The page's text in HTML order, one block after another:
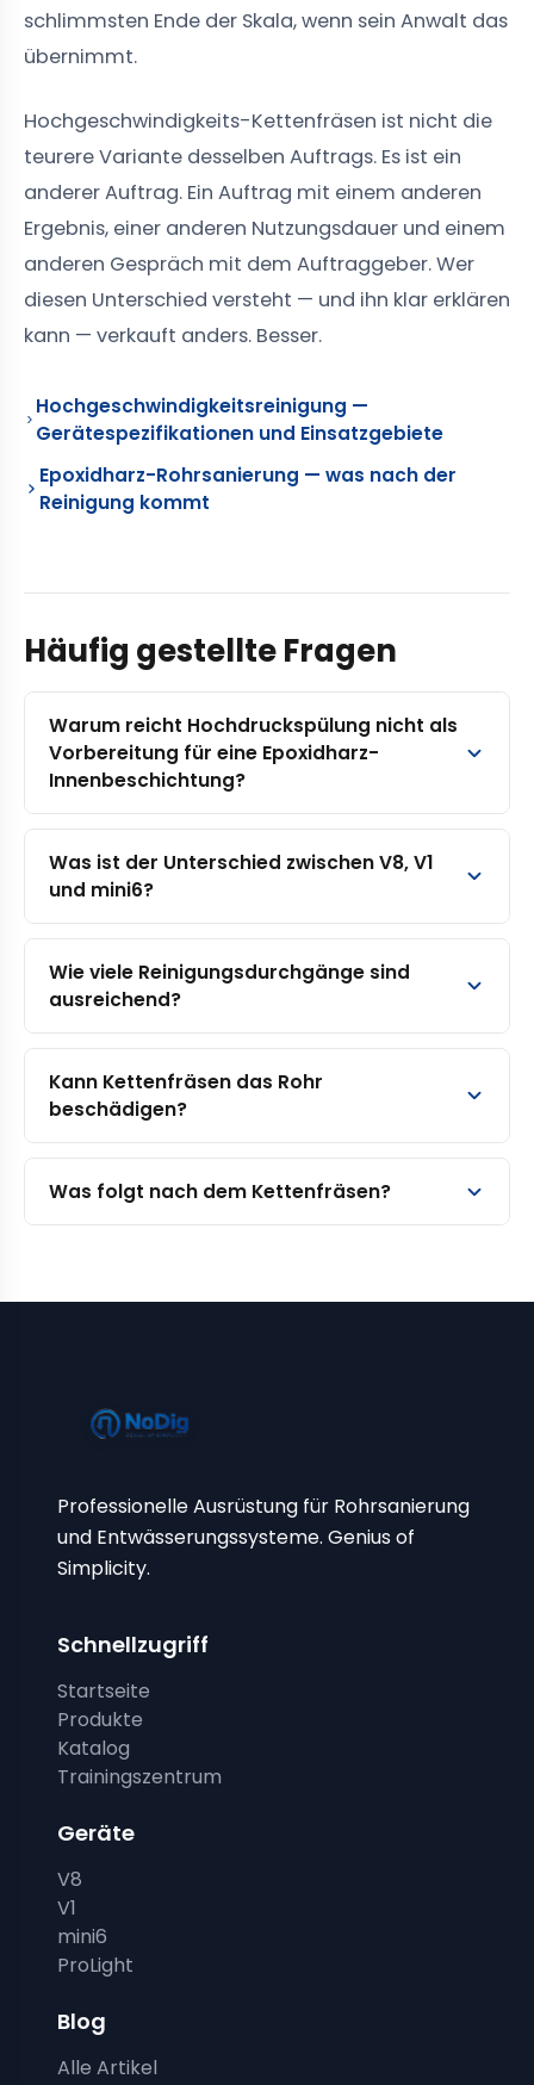
schlimmsten Ende der Skala, wenn sein Anwalt das
übernimmt.
Hochgeschwindigkeits-Kettenfräsen ist nicht die
teurere Variante desselben Auftrags. Es ist ein
anderer Auftrag. Ein Auftrag mit einem anderen
Ergebnis, einer anderen Nutzungsdauer und einem
anderen Gespräch mit dem Auftraggeber. Wer
diesen Unterschied versteht — und ihn klar erklären
kann — verkauft anders. Besser.
Hochgeschwindigkeitsreinigung —
Gerätespezifikationen und Einsatzgebiete
Epoxidharz-Rohrsanierung — was nach der
Reinigung kommt
Häufig gestellte Fragen
Warum reicht Hochdruckspülung nicht als
Vorbereitung für eine Epoxidharz-
Innenbeschichtung?
Was ist der Unterschied zwischen V8, V1
und mini6?
Wie viele Reinigungsdurchgänge sind
ausreichend?
Kann Kettenfräsen das Rohr
beschädigen?
Was folgt nach dem Kettenfräsen?
Professionelle Ausrüstung für Rohrsanierung
und Entwässerungssysteme. Genius of
Simplicity.
Schnellzugriff
Startseite
Produkte
Katalog
Trainingszentrum
Geräte
V8
V1
mini6
ProLight
Blog
Alle Artikel